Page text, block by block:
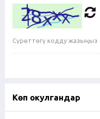
Көп окулгандар